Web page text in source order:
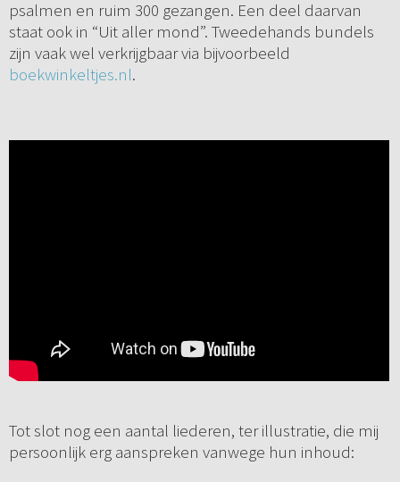
psalmen en ruim 300 gezangen. Een deel daarvan
staat ook in “Uit aller mond”. Tweedehands bundels
zijn vaak wel verkrijgbaar via bijvoorbeeld
boekwinkeltjes.nl.
Tot slot nog een aantal liederen, ter illustratie, die mij
persoonlijk erg aanspreken vanwege hun inhoud: